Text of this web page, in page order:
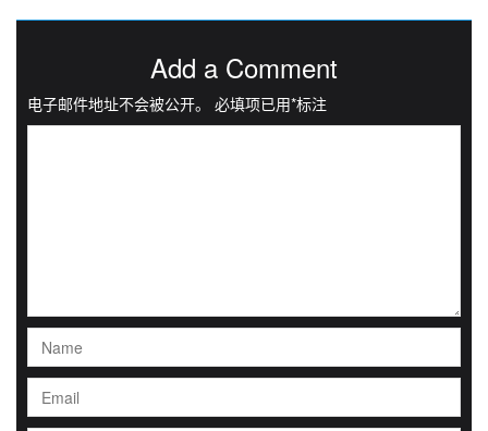
Add a Comment
电子邮件地址不会被公开。 必填项已用*标注